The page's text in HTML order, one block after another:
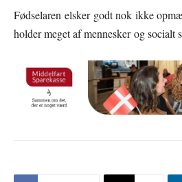
Fødselaren elsker godt nok ikke
holder meget af mennesker og socialt